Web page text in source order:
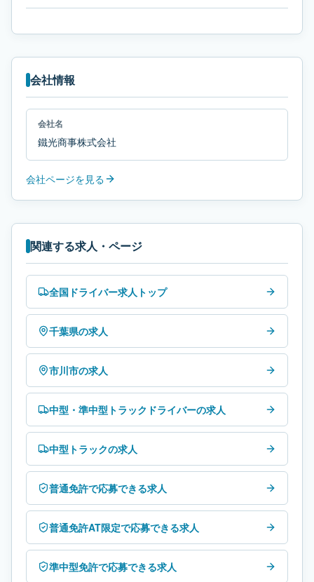
会社情報
会社名
鐵光商事株式会社
会社ページを見る
関連する求人・ページ
全国ドライバー求人トップ
千葉県の求人
市川市の求人
中型・準中型トラックドライバーの求人
中型トラックの求人
普通免許で応募できる求人
普通免許AT限定で応募できる求人
準中型免許で応募できる求人